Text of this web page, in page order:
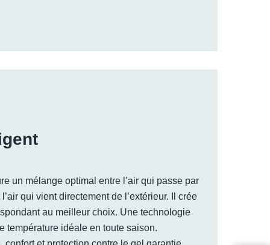
un mélange optimal entre l’air qui passe par
qui vient directement de l’extérieur. Il crée
au meilleur choix. Une technologie
température idéale en toute saison.